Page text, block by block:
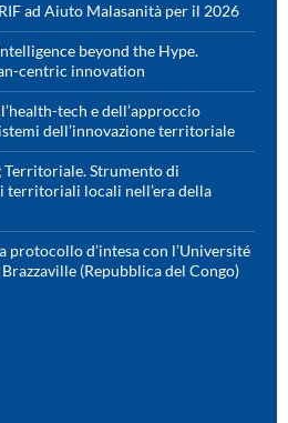
ad Aiuto Malasanità per il 2026
beyond the Hype.
centric innovation
tech e dell’approccio
dell’innovazione territoriale
Territoriale. Strumento di
territoriali locali nell’era della
protocollo d’intesa con l’Université
Brazzaville (Repubblica del Congo)